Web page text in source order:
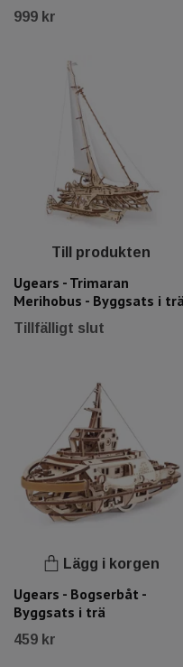
999 kr
Till produkten
Ugears - Trimaran
Merihobus - Byggsats i trä
Tillfälligt slut
Lägg i korgen
Ugears - Bogserbåt -
Byggsats i trä
459 kr